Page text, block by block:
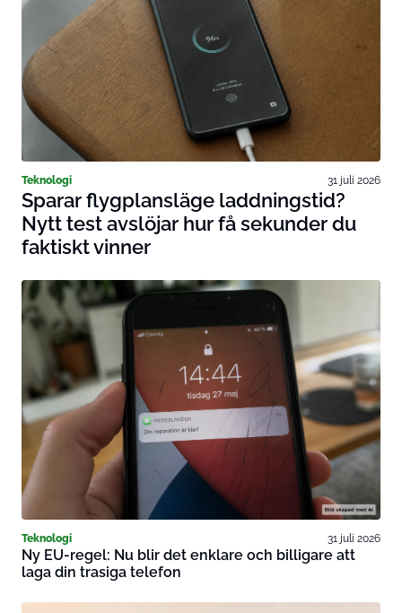
Teknologi 31 juli 2026
Sparar flygplansläge laddningstid?
Nytt test avslöjar hur få sekunder du
faktiskt vinner
Teknologi 31 juli 2026
Ny EU-regel: Nu blir det enklare och billigare att
laga din trasiga telefon